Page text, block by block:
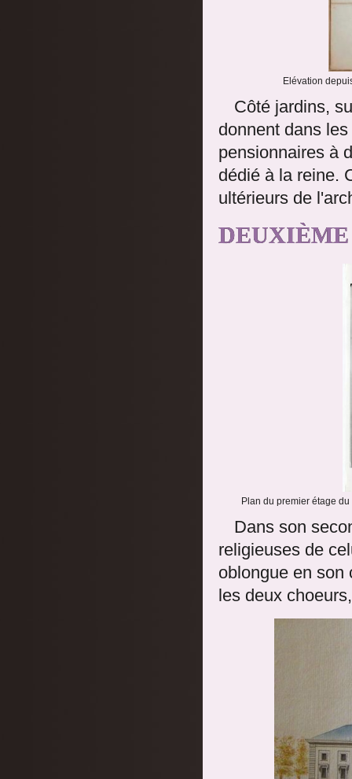
Elévation
Côté jardins,
donnent dans
pensionnaires à
dédié à la reine.
ultérieurs de
Plan du premier étage
Dans son
religieuses de
oblongue en son
les deux